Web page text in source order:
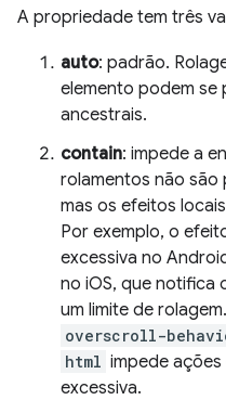
A propriedade tem três
auto: padrão.
elemento podem se
ancestrais.
contain: impede a
rolamentos não
mas os efeitos
Por exemplo, o
excessiva no
no iOS, que notifica
um limite de rolagem.
overscroll-
html impede
excessiva.